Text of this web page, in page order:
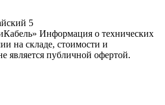
5
Информация о технических
на складе, стоимости и
является публичной офертой.